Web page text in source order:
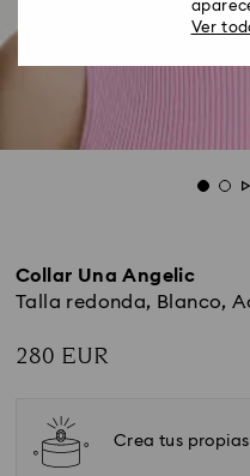
Collar Una Angelic
Talla redonda, Blanco,
280 EUR
Crea tus
Ver